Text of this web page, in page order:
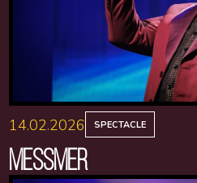
14.02.2026 SPECTACLE
MESSMER